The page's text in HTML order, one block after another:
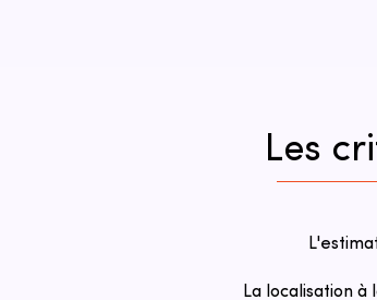
Les
La localisation